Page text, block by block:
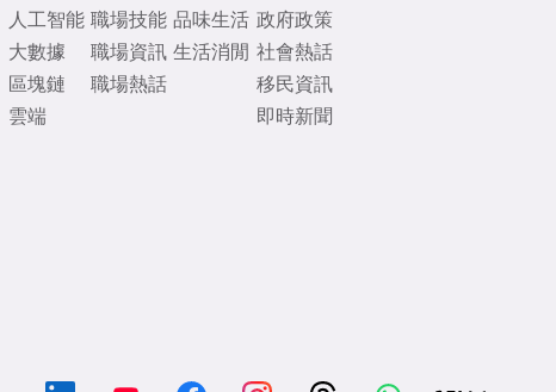
人工智能
大數據
區塊鏈
雲端
職場技能
職場資訊
職場熱話
品味生活
生活消閒
政府政策
社會熱話
移民資訊
即時新聞